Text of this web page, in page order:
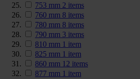
753 mm 2 items
760 mm 8 items
780 mm 8 items
790 mm 3 items
810 mm 1 item
825 mm 1 item
860 mm 12 items
877 mm 1 item